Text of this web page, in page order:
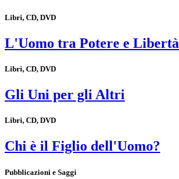
Libri, CD, DVD
L'Uomo tra Potere e Libertà
Libri, CD, DVD
Gli Uni per gli Altri
Libri, CD, DVD
Chi è il Figlio dell'Uomo?
Pubblicazioni e Saggi